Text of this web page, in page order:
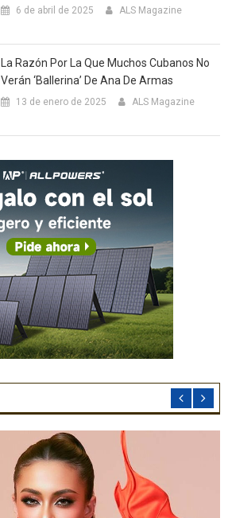
6 de abril de 2025 ALS Magazine
La Razón Por La Que Muchos Cubanos No
Verán ‘Ballerina’ De Ana De Armas
13 de enero de 2025 ALS Magazine